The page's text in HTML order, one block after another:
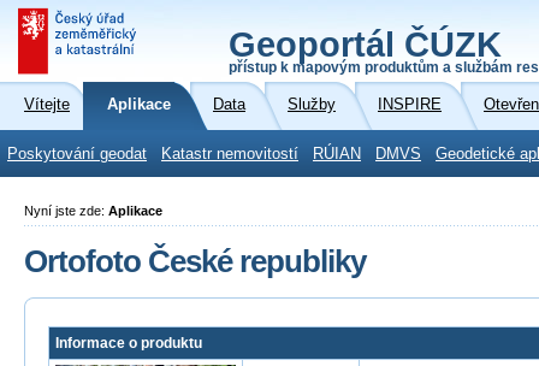
Geoportál ČÚZK
přístup k mapovým produktům a službám
Vítejte Aplikace Data Služby INSPIRE
Poskytování geodat Katastr nemovitostí RÚIAN DMVS Geodetické
Nyní jste zde: Aplikace
Ortofoto České republiky
Informace o produktu